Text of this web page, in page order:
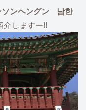
ソンヘングン 남한
介しますー!!